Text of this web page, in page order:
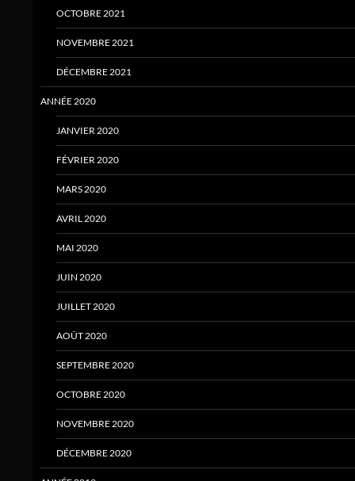
OCTOBRE 2021
NOVEMBRE 2021
DÉCEMBRE 2021
ANNÉE 2020
JANVIER 2020
FÉVRIER 2020
MARS 2020
AVRIL 2020
MAI 2020
JUIN 2020
JUILLET 2020
AOÛT 2020
SEPTEMBRE 2020
OCTOBRE 2020
NOVEMBRE 2020
DÉCEMBRE 2020